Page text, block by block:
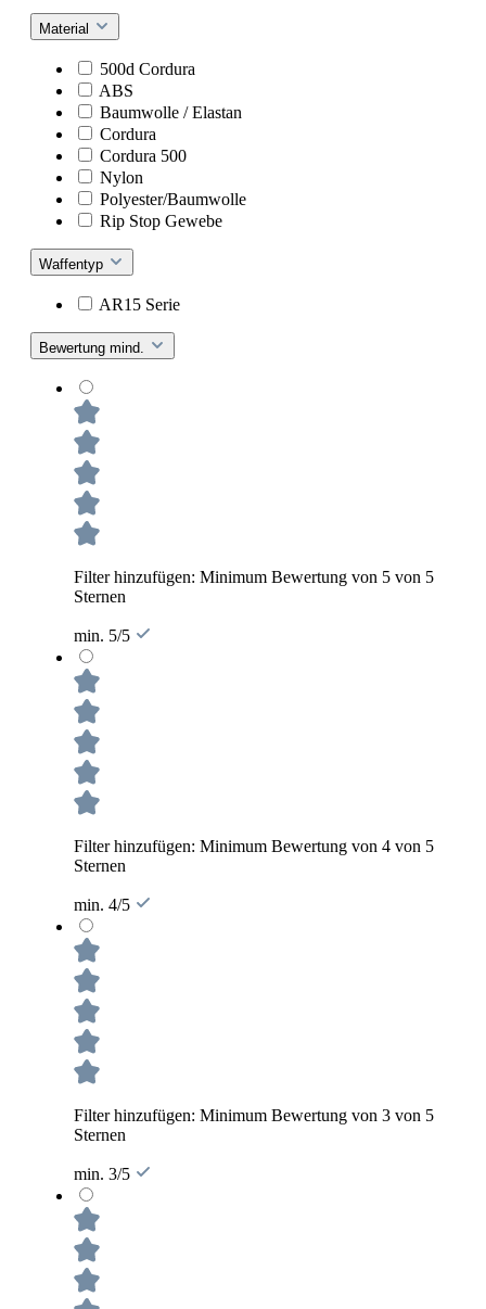
Material
500d Cordura
ABS
Baumwolle / Elastan
Cordura
Cordura 500
Nylon
Polyester/Baumwolle
Rip Stop Gewebe
Waffentyp
AR15 Serie
Bewertung mind.
Filter hinzufügen: Minimum Bewertung von 5 von 5
Sternen
min. 5/5
Filter hinzufügen: Minimum Bewertung von 4 von 5
Sternen
min. 4/5
Filter hinzufügen: Minimum Bewertung von 3 von 5
Sternen
min. 3/5